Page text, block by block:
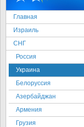
Главная
Израиль
СНГ
Россия
Украина
Белоруссия
Азербайджан
Армения
Грузия